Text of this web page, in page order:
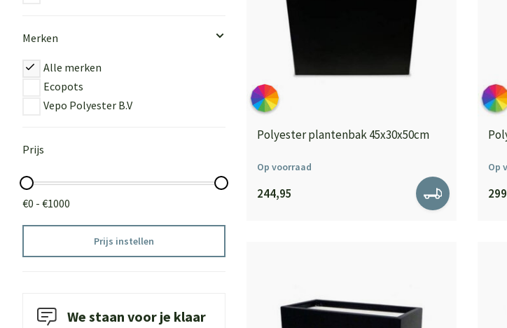
Merken
Alle merken
Ecopots
Vepo Polyester B.V
Prijs
€0 - €1000
Prijs instellen
We staan voor je klaar
Polyester plantenbak 45x30x50cm
Op voorraad
244,95
Op